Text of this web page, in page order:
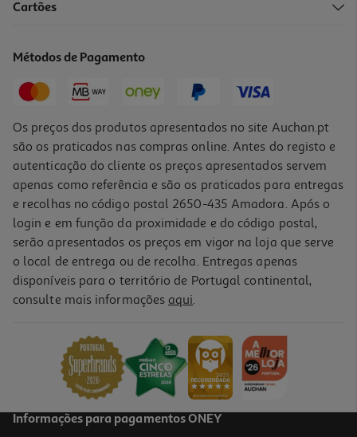
19,90 € PVP de editor
-10%
Gravity Falls - Novela Gráfica N03
PVP de editor
18,81 €
Cartões
Métodos de Pagamento
Os preços dos produtos apresentados no site Auchan.pt
são os praticados nas compras online. Antes do registo e
autenticação do cliente os preços apresentados servem
apenas como referência e são os praticados para entregas
e recolhas no código postal 2650-435 Amadora. Após o
login e em função da proximidade e do código postal,
serão apresentados os preços em vigor na loja que serve
o local de entrega ou de recolha. Entregas apenas
disponíveis para o território de Portugal continental,
consulte mais informações aqui.
Informações para pagamentos ONEY